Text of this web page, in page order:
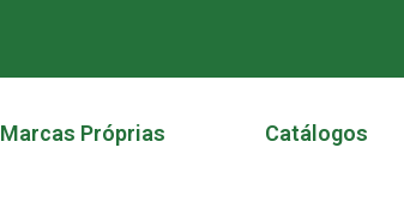
Marcas Próprias Catálogos